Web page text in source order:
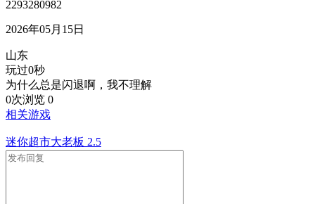
2293280982
2026年05月15日
山东
玩过0秒
为什么总是闪退啊，我不理解
0次浏览 0
相关游戏
迷你超市大老板 2.5